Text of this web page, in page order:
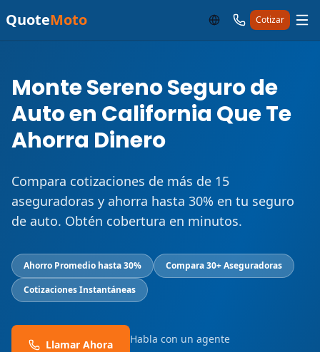
QuoteMoto Cotizar
Monte Sereno Seguro de
Auto en California Que Te
Ahorra Dinero
Compara cotizaciones de más de 15
aseguradoras y ahorra hasta 30% en tu seguro
de auto. Obtén cobertura en minutos.
Ahorro Promedio hasta 30%
Compara 30+ Aseguradoras
Cotizaciones Instantáneas
Llamar Ahora Habla con un agente